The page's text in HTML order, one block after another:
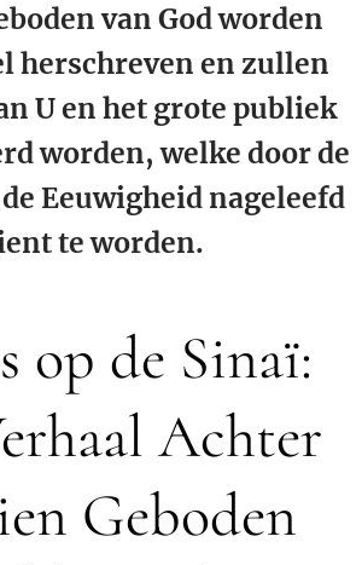
van God worden
herschreven en zullen
U en het grote publiek
worden, welke door de
Eeuwigheid nageleefd
te worden.
op de Sinaï:
Achter
Geboden